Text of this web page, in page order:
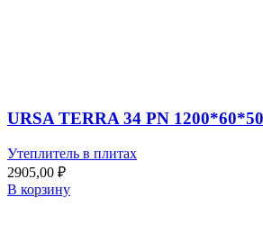
URSA TERRA 34 PN
Утеплитель в плитах
2905,00 ₽
В корзину